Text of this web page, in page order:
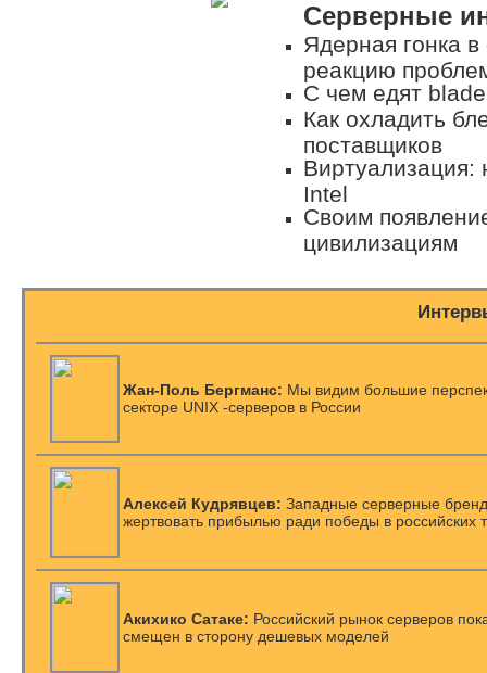
Серверные
Ядерная гонка
реакцию
С чем едят
Как охладить
поставщиков
Виртуализация:
Intel
Своим
цивилизациям
Жан-Поль Бергманс: Мы видим большие
секторе UNIX -серверов в России
Алексей Кудрявцев: Западные серверные
жертвовать прибылью ради победы в российских
Акихико Сатаке: Российский рынок серверов
смещен в сторону дешевых моделей